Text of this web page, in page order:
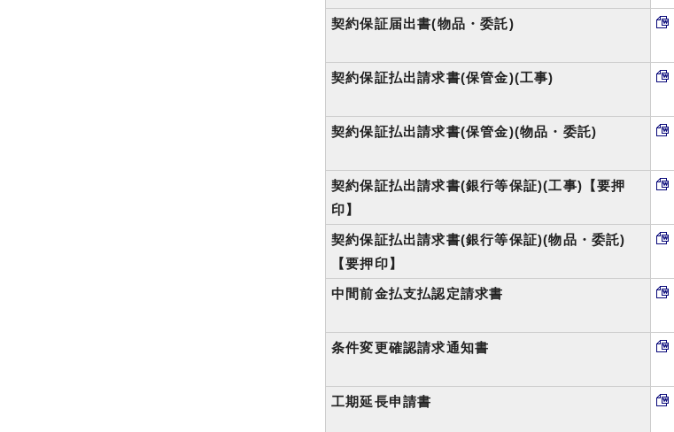
契約保証届出書(物品・委託)
契約保証払出請求書(保管金)(工事)
契約保証払出請求書(保管金)(物品・委託)
契約保証払出請求書(銀行等保証)(工事)【要押
印】
契約保証払出請求書(銀行等保証)(物品・委託)
【要押印】
中間前金払支払認定請求書
条件変更確認請求通知書
工期延長申請書